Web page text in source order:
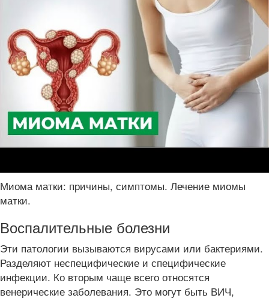
Миома матки: причины, симптомы. Лечение миомы
матки.
Воспалительные болезни
Эти патологии вызываются вирусами или бактериями.
Разделяют неспецифические и специфические
инфекции. Ко вторым чаще всего относятся
венерические заболевания. Это могут быть ВИЧ,